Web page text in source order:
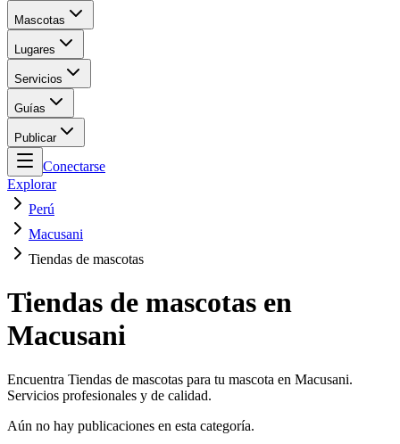
Mascotas
Lugares
Servicios
Guías
Publicar
Conectarse
Explorar
Perú
Macusani
Tiendas de mascotas
Tiendas de mascotas en
Macusani
Encuentra Tiendas de mascotas para tu mascota en Macusani.
Servicios profesionales y de calidad.
Aún no hay publicaciones en esta categoría.